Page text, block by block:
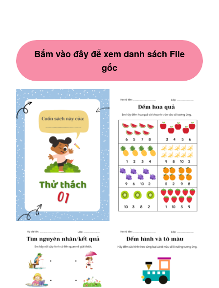
Bấm vào đây để xem danh sách File
gốc